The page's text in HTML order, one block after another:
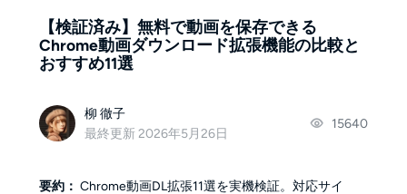
【検証済み】無料で動画を保存できる
Chrome動画ダウンロード拡張機能の比較と
おすすめ11選
柳 徹子
最終更新 2026年5月26日
15640
要約： Chrome動画DL拡張11選を実機検証。対応サイ